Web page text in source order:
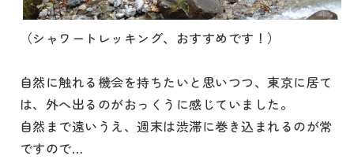
（シャワートレッキング、おすすめです！）
自然に触れる機会を持ちたいと思いつつ、東京に居て
は、外へ出るのがおっくうに感じていました。
自然まで遠いうえ、週末は渋滞に巻き込まれるのが常
ですので…